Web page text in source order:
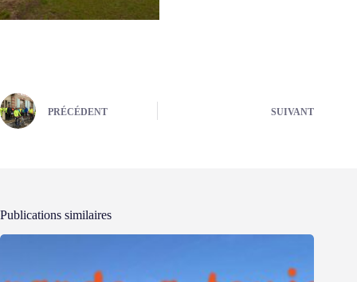
PRÉCÉDENT SUIVANT
Publications similaires